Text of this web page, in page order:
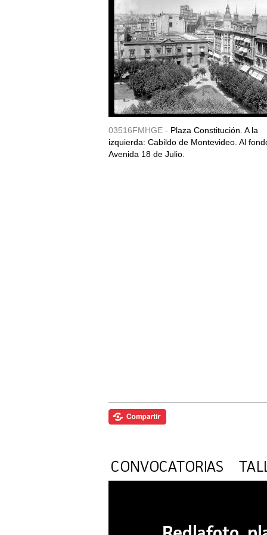
03516FMHGE - Plaza Constitución. A la
izquierda: Cabildo de Montevideo. Al
Avenida 18 de Julio.